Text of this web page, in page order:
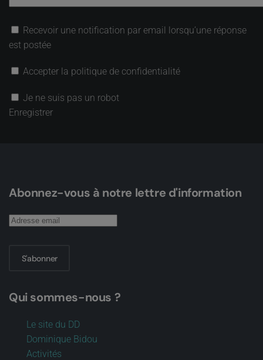
Recevoir une notification par email lorsqu’une réponse
est postée
Accepter la politique de confidentialité
Je ne suis pas un robot
Enregistrer
Abonnez-vous à notre lettre d'information
S'abonner
Qui sommes-nous ?
Le site du DD
Dominique Bidou
Activités